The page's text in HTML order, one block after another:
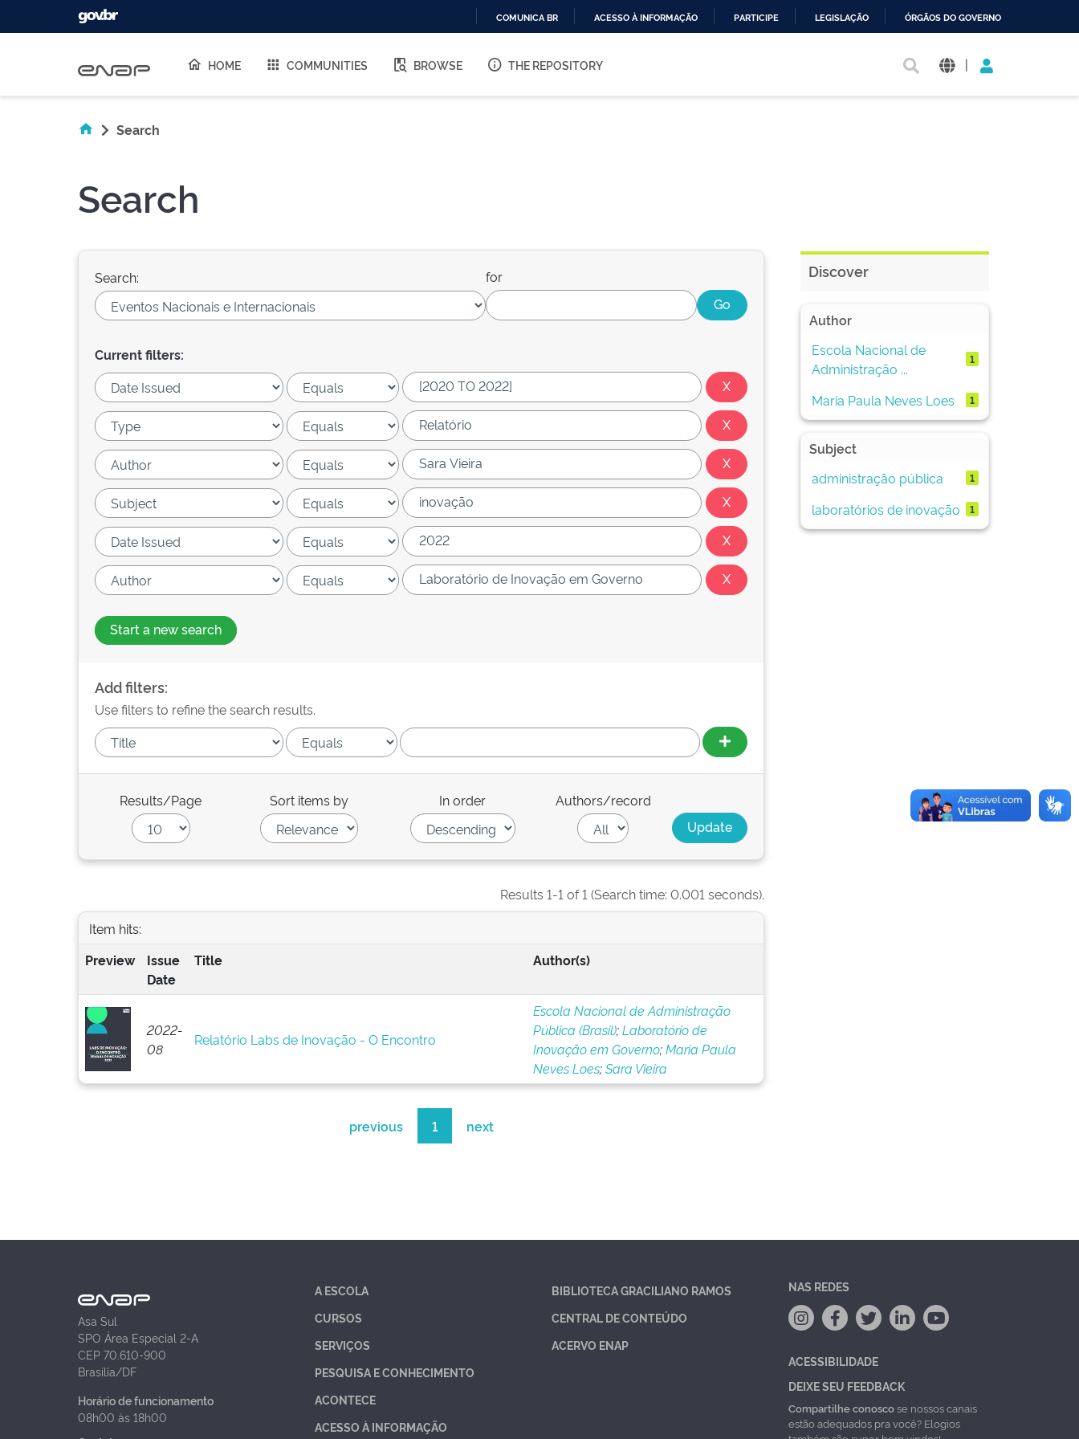
O
COMUNICA BR ACESSO À INFORMAÇÃO PARTICIPE LEGISLAÇÃO ÓRGÃOS DO GOVERNO
HOME COMMUNITIES BROWSE THE REPOSITORY |
Search
Search
Search: for
Current filters:
Start a new search
Add filters:
Use filters to refine the search results.
Results/Page Sort items by In order Authors/record
Results 1-1 of 1 (Search time: 0.001 seconds).
Item hits:
Preview
Issue
Date
Title Author(s)
2022-
08
Relatório Labs de Inovação - O Encontro
Escola Nacional de Administração
Pública (Brasil);Laboratório de
Inovação em Governo;Maria Paula
Neves Loes;Sara Vieira
previous 1 next
Discover
Author
Escola Nacional de
Administração ...
1
Maria Paula Neves Loes 1
Subject
administração pública
1
laboratórios de inovação 1
Asa Sul
SPO Área Especial 2-A
CEP 70.610-900
Brasília/DF
Horário de funcionamento
08h00 às 18h00
A ESCOLA
CURSOS
SERVIÇOS
PESQUISA E CONHECIMENTO
ACONTECE
ACESSO À INFORMAÇÃO
BIBLIOTECA GRACILIANO RAMOS
CENTRAL DE CONTEÚDO
ACERVO ENAP
NAS REDES
ACESSIBILIDADE
DEIXE SEU FEEDBACK
Compartilhe conoscose nossos canais
estão adequados pra você? Elogios